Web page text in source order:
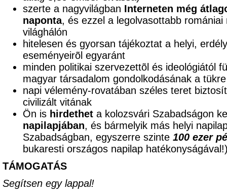
szerte a nagyvilágban Interneten még
naponta, és ezzel a legolvasottabb
világhálón
hitelesen és gyorsan tájékoztat a helyi,
eseményeirõl egyaránt
minden politikai szervezettõl és ideológiától
magyar társadalom gondolkodásának a tükre
napi vélemény-rovatában széles teret
civilizált vitának
Ön is hirdethet a kolozsvári Szabadságon
napilapjában, és bármelyik más helyi
Szabadságban, egyszerre szinte 100 ezer
bukaresti országos napilap
TÁMOGATÁS
Segítsen egy lappal!